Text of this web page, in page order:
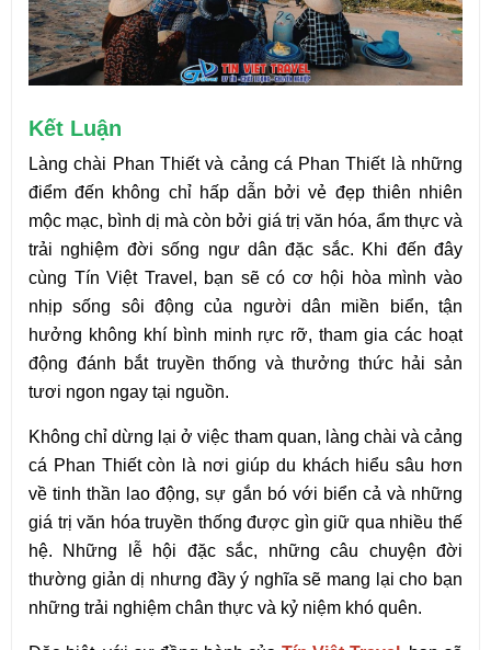
Kết Luận
Làng chài Phan Thiết và cảng cá Phan Thiết là những
điểm đến không chỉ hấp dẫn bởi vẻ đẹp thiên nhiên
mộc mạc, bình dị mà còn bởi giá trị văn hóa, ẩm thực và
trải nghiệm đời sống ngư dân đặc sắc. Khi đến đây
cùng Tín Việt Travel, bạn sẽ có cơ hội hòa mình vào
nhịp sống sôi động của người dân miền biển, tận
hưởng không khí bình minh rực rỡ, tham gia các hoạt
động đánh bắt truyền thống và thưởng thức hải sản
tươi ngon ngay tại nguồn.
Không chỉ dừng lại ở việc tham quan, làng chài và cảng
cá Phan Thiết còn là nơi giúp du khách hiểu sâu hơn
về tinh thần lao động, sự gắn bó với biển cả và những
giá trị văn hóa truyền thống được gìn giữ qua nhiều thế
hệ. Những lễ hội đặc sắc, những câu chuyện đời
thường giản dị nhưng đầy ý nghĩa sẽ mang lại cho bạn
những trải nghiệm chân thực và kỷ niệm khó quên.